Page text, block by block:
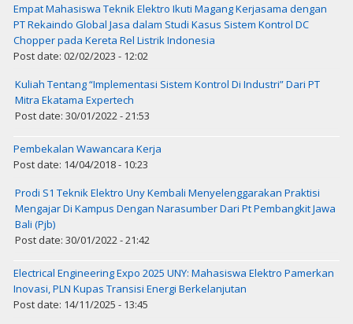
Empat Mahasiswa Teknik Elektro Ikuti Magang Kerjasama dengan
PT Rekaindo Global Jasa dalam Studi Kasus Sistem Kontrol DC
Chopper pada Kereta Rel Listrik Indonesia
Post date: 02/02/2023 - 12:02
Kuliah Tentang “Implementasi Sistem Kontrol Di Industri” Dari PT
Mitra Ekatama Expertech
Post date: 30/01/2022 - 21:53
Pembekalan Wawancara Kerja
Post date: 14/04/2018 - 10:23
Prodi S1 Teknik Elektro Uny Kembali Menyelenggarakan Praktisi
Mengajar Di Kampus Dengan Narasumber Dari Pt Pembangkit Jawa
Bali (Pjb)
Post date: 30/01/2022 - 21:42
Electrical Engineering Expo 2025 UNY: Mahasiswa Elektro Pamerkan
Inovasi, PLN Kupas Transisi Energi Berkelanjutan
Post date: 14/11/2025 - 13:45